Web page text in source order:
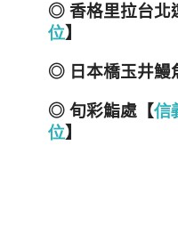
◎ 香格里拉台北
位】
◎ 日本橋玉井鰻
◎ 旬彩鮨處【信
位】